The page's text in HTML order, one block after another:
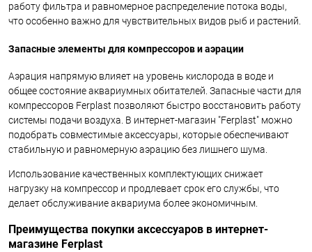
работу фильтра и равномерное распределение потока воды,
что особенно важно для чувствительных видов рыб и растений.
Запасные элементы для компрессоров и аэрации
Аэрация напрямую влияет на уровень кислорода в воде и
общее состояние аквариумных обитателей. Запасные части для
компрессоров Ferplast позволяют быстро восстановить работу
системы подачи воздуха. В интернет-магазин "Ferplast" можно
подобрать совместимые аксессуары, которые обеспечивают
стабильную и равномерную аэрацию без лишнего шума.
Использование качественных комплектующих снижает
нагрузку на компрессор и продлевает срок его службы, что
делает обслуживание аквариума более экономичным.
Преимущества покупки аксессуаров в интернет-
магазине Ferplast